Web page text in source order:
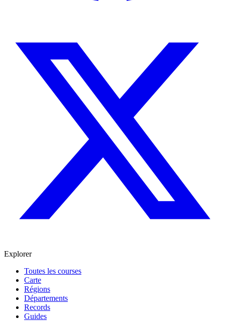
Explorer
Toutes les courses
Carte
Régions
Départements
Records
Guides